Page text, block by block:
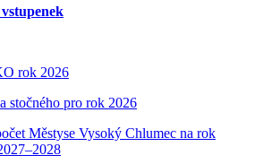
rok 2026
stočného pro rok 2026
Městyse Vysoký Chlumec na rok
8